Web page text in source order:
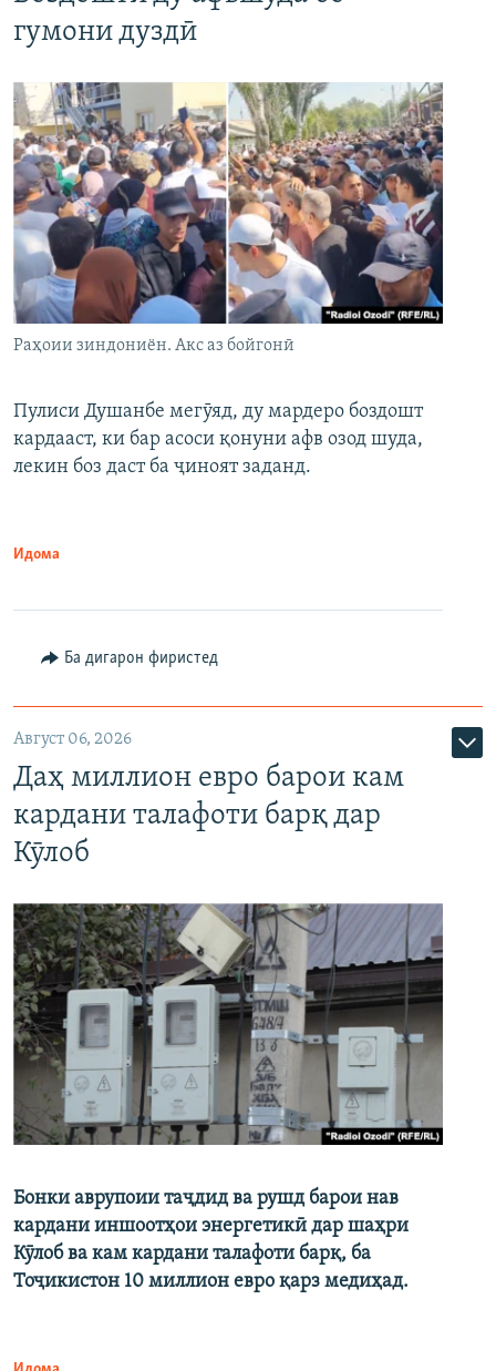
гумони дуздӣ
Раҳоии зиндониён. Акс аз бойгонӣ
Пулиси Душанбе мегӯяд, ду мардеро боздошт
кардааст, ки бар асоси қонуни афв озод шуда,
лекин боз даст ба ҷиноят заданд.
Идома
Ба дигарон фиристед
Август 06, 2026
Даҳ миллион евро барои кам
кардани талафоти барқ дар
Кӯлоб
Бонки аврупоии таҷдид ва рушд барои нав
кардани иншоотҳои энергетикӣ дар шаҳри
Кӯлоб ва кам кардани талафоти барқ, ба
Тоҷикистон 10 миллион евро қарз медиҳад.